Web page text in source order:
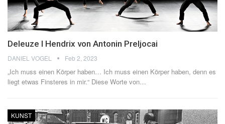
Deleuze I Hendrix von Antonin Preljocai
DANIEL VOGEL Feb 2, 2023
„Ich muss einen Körper haben… Ich muss einen Körper haben, denn es
liegt etwas Finsteres in mir.“ Diese Worte von…
KUNST